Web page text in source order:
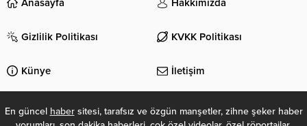
ilgili maddi unsurların
beraatini istedi. BERAAT ETTİ
açıklayan Cumhuriyet savcısı,
sanığın “basın yoluyla
müstehcenlik” suçundan
cezalandırılmasını talep etti.
Mahkeme, sanığın beraatine karar
Anasayfa Hakkımızda
Gizlilik Politikası KVKK Politikası
Künye İletişim
En güncel habersitesi, tarafsız ve özgün manşetler, zihne şeker haber